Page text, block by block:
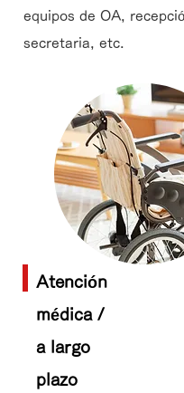
equipos de OA,
secretaria, etc.
Atención
médica /
a largo
plazo